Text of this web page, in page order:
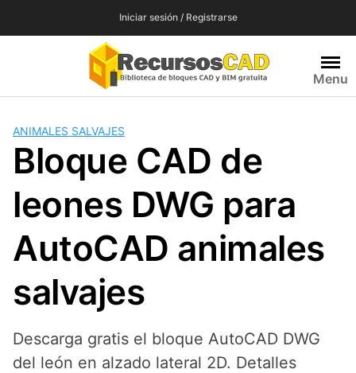
Iniciar sesión / Registrarse
Menu
ANIMALES SALVAJES
Bloque CAD de
leones DWG para
AutoCAD animales
salvajes
Descarga gratis el bloque AutoCAD DWG
del león en alzado lateral 2D. Detalles